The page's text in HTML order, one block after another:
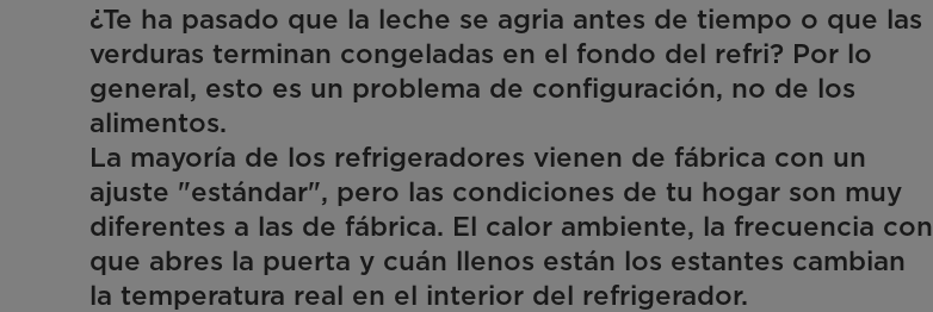
¿Te ha pasado que la leche se agria antes de tiempo o que las
verduras terminan congeladas en el fondo del refri? Por lo
general, esto es un problema de configuración, no de los
alimentos.
La mayoría de los refrigeradores vienen de fábrica con un
ajuste "estándar", pero las condiciones de tu hogar son muy
diferentes a las de fábrica. El calor ambiente, la frecuencia con
que abres la puerta y cuán llenos están los estantes cambian
la temperatura real en el interior del refrigerador.